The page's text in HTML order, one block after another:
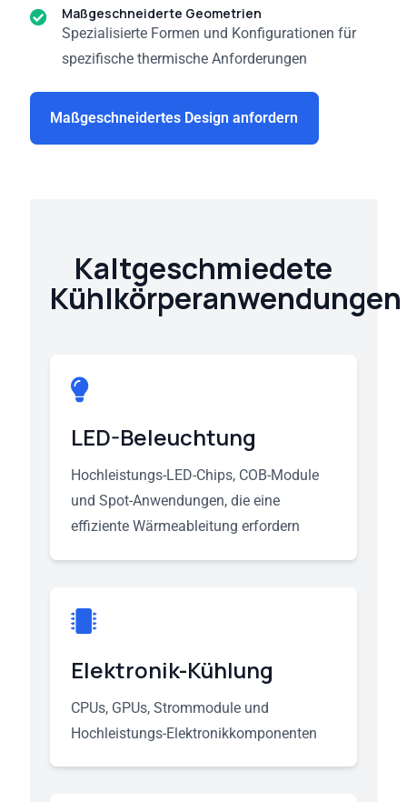
Maßgeschneiderte Geometrien
Spezialisierte Formen und Konfigurationen für
spezifische thermische Anforderungen
Maßgeschneidertes Design anfordern
Kaltgeschmiedete
Kühlkörperanwendungen
LED-Beleuchtung
Hochleistungs-LED-Chips, COB-Module
und Spot-Anwendungen, die eine
effiziente Wärmeableitung erfordern
Elektronik-Kühlung
CPUs, GPUs, Strommodule und
Hochleistungs-Elektronikkomponenten